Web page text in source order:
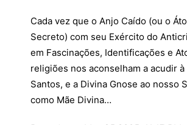
Cada vez que o Anjo Caído (ou o
Secreto) com seu Exército do
em Fascinações, Identificações e
religiões nos aconselham a acudir à
Santos, e a Divina Gnose ao nosso
como Mãe Divina…